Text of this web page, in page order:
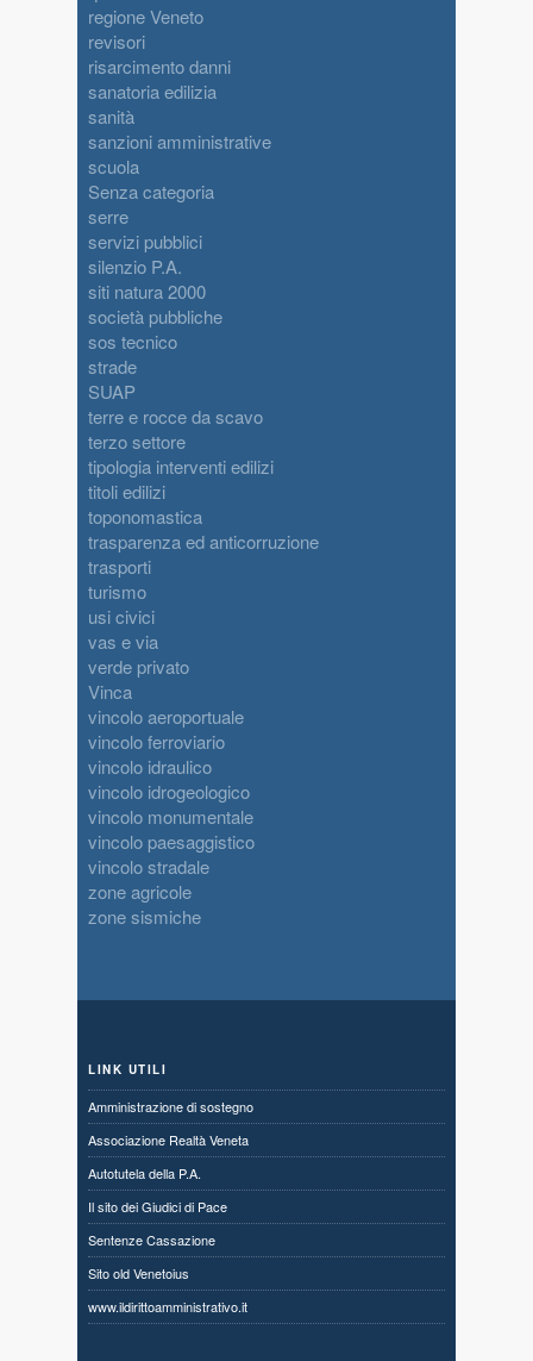
regione Veneto
revisori
risarcimento danni
sanatoria edilizia
sanità
sanzioni amministrative
scuola
Senza categoria
serre
servizi pubblici
silenzio P.A.
siti natura 2000
società pubbliche
sos tecnico
strade
SUAP
terre e rocce da scavo
terzo settore
tipologia interventi edilizi
titoli edilizi
toponomastica
trasparenza ed anticorruzione
trasporti
turismo
usi civici
vas e via
verde privato
Vinca
vincolo aeroportuale
vincolo ferroviario
vincolo idraulico
vincolo idrogeologico
vincolo monumentale
vincolo paesaggistico
vincolo stradale
zone agricole
zone sismiche
LINK UTILI
Amministrazione di sostegno
Associazione Realtà Veneta
Autotutela della P.A.
Il sito dei Giudici di Pace
Sentenze Cassazione
Sito old Venetoius
www.ildirittoamministrativo.it